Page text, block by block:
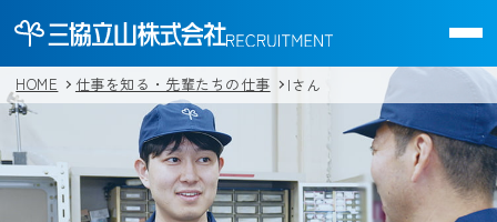
HOME 仕事を知る・先輩たちの仕事 Iさん